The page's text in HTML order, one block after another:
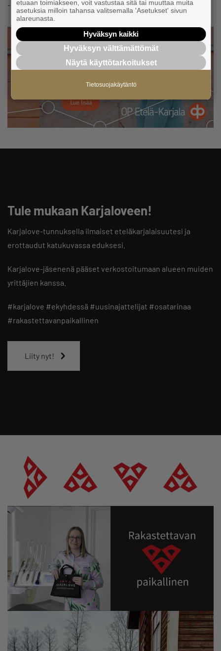
-Yrittäjäyhteisön tuen
Tule mukaan Karjaloveen!
Karjalove-tunnuksella ilmaiset eteläkarjalaisuutesi ja
erottaudut katukuvassa eduksesi.
Karjalove-jäsenenä pääset verkostoitumaan alueen muiden
yrittäjien kanssa.
#karjalove #ekyhdessä #uusinajattelijat #osatarinaa
#rakastettavanpaikallinen
Liity nyt!
etuaan toimiakseen, voit vastustaa sitä tai muuttaa muita
asetuksia milloin tahansa valitsemalla 'Asetukset' sivun
alareunasta.
Hyväksyn kaikki
Hyväksyn välttämättömät
Näytä käyttötarkoitukset
Tietosuojakäytäntö